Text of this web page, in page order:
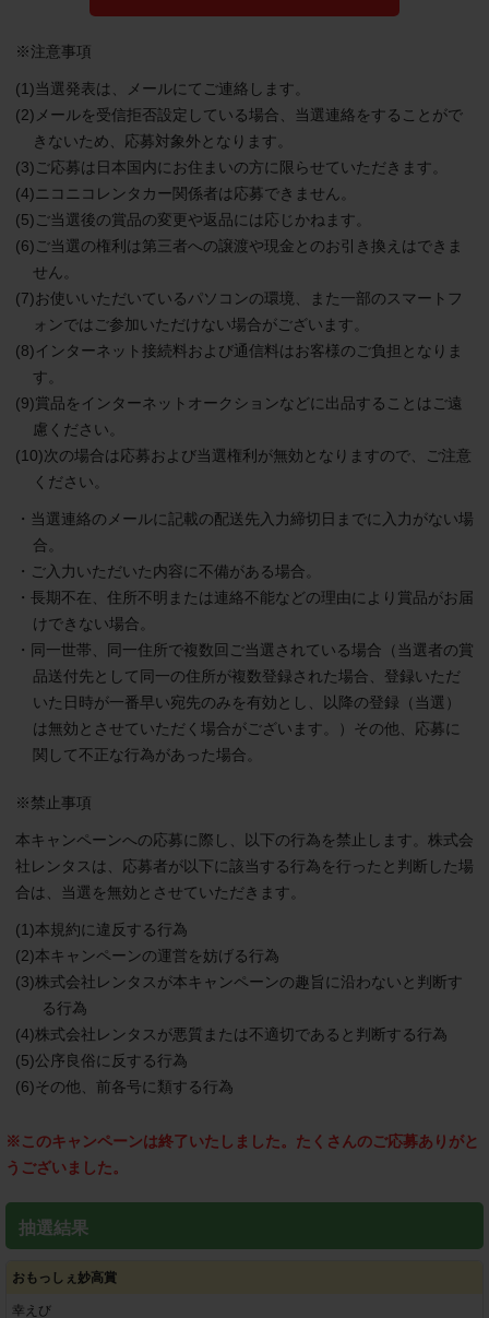
※注意事項
(1)当選発表は、メールにてご連絡します。
(2)メールを受信拒否設定している場合、当選連絡をすることがで
きないため、応募対象外となります。
(3)ご応募は日本国内にお住まいの方に限らせていただきます。
(4)ニコニコレンタカー関係者は応募できません。
(5)ご当選後の賞品の変更や返品には応じかねます。
(6)ご当選の権利は第三者への譲渡や現金とのお引き換えはできま
せん。
(7)お使いいただいているパソコンの環境、また一部のスマートフ
ォンではご参加いただけない場合がございます。
(8)インターネット接続料および通信料はお客様のご負担となりま
す。
(9)賞品をインターネットオークションなどに出品することはご遠
慮ください。
(10)次の場合は応募および当選権利が無効となりますので、ご注意
ください。
・当選連絡のメールに記載の配送先入力締切日までに入力がない場
合。
・ご入力いただいた内容に不備がある場合。
・長期不在、住所不明または連絡不能などの理由により賞品がお届
けできない場合。
・同一世帯、同一住所で複数回ご当選されている場合（当選者の賞
品送付先として同一の住所が複数登録された場合、登録いただ
いた日時が一番早い宛先のみを有効とし、以降の登録（当選）
は無効とさせていただく場合がございます。）その他、応募に
関して不正な行為があった場合。
※禁止事項
本キャンペーンへの応募に際し、以下の行為を禁止します。株式会
社レンタスは、応募者が以下に該当する行為を行ったと判断した場
合は、当選を無効とさせていただきます。
(1)本規約に違反する行為
(2)本キャンペーンの運営を妨げる行為
(3)株式会社レンタスが本キャンペーンの趣旨に沿わないと判断す
る行為
(4)株式会社レンタスが悪質または不適切であると判断する行為
(5)公序良俗に反する行為
(6)その他、前各号に類する行為
※このキャンペーンは終了いたしました。たくさんのご応募ありがと
うございました。
抽選結果
おもっしぇ妙高賞
幸えび